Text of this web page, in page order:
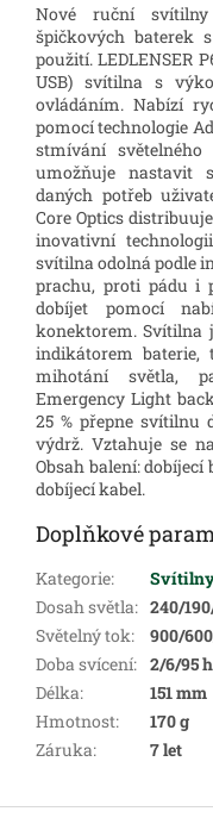
Nové ruční
špičkových baterek
použití.LEDLENSER
USB) svítilna s
ovládáním. Nabízí
pomocí technologie
stmívání
umožňuje nastavit
daných potřeb
Core Optics
inovativní
svítilna odolná podle
prachu, proti pádu i
dobíjet pomocí
konektorem.Svítilna
indikátorem baterie,
mihotání světla,
Emergency Light
25 % přepne svítilnu
výdrž. Vztahuje se
Obsah balení:
dobíjecí kabel.
Doplňkové
Kategorie:
Dosah světla: 240/
Světelný tok:
900/
Doba svícení: 2/6/95 h
Délka:
151 mm
Hmotnost:
170 g
Záruka: 7 let